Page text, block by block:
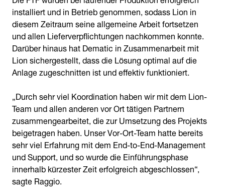
installiert und in Betrieb genommen, sodass Lion in
diesem Zeitraum seine allgemeine Arbeit fortsetzen
und allen Lieferverpflichtungen nachkommen konnte.
Darüber hinaus hat Dematic in Zusammenarbeit mit
Lion sichergestellt, dass die Lösung optimal auf die
Anlage zugeschnitten ist und effektiv funktioniert.
„Durch sehr viel Koordination haben wir mit dem Lion-
Team und allen anderen vor Ort tätigen Partnern
zusammengearbeitet, die zur Umsetzung des Projekts
beigetragen haben. Unser Vor-Ort-Team hatte bereits
sehr viel Erfahrung mit dem End-to-End-Management
und Support, und so wurde die Einführungsphase
innerhalb kürzester Zeit erfolgreich abgeschlossen“,
sagte Raggio.